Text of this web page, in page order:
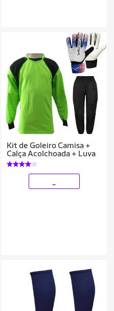
Kit de Goleiro Camisa +
Calça Acolchoada + Luva